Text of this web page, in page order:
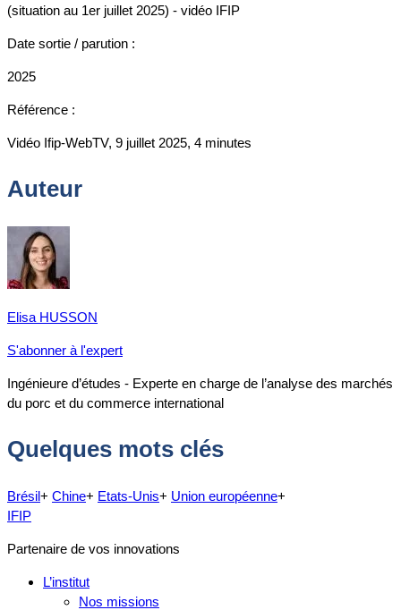
(situation au 1er juillet 2025) - vidéo IFIP
Date sortie / parution :
2025
Référence :
Vidéo Ifip-WebTV, 9 juillet 2025, 4 minutes
Auteur
Elisa HUSSON
S'abonner à l'expert
Ingénieure d’études - Experte en charge de l’analyse des marchés
du porc et du commerce international
Quelques mots clés
Brésil+ Chine+ Etats-Unis+ Union européenne+
IFIP
Partenaire de vos innovations
L’institut
Nos missions